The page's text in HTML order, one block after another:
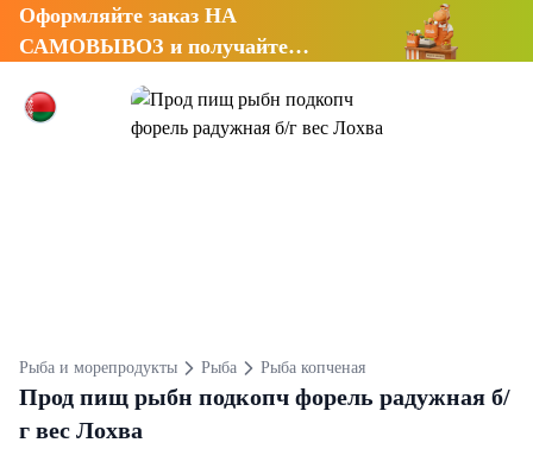
Оформляйте заказ НА
САМОВЫВОЗ и получайте
Рыба и морепродукты Рыба Рыба копченая
Прод пищ рыбн подкопч форель радужная б/
г вес Лохва